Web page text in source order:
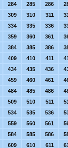
284 285 286
309 310 311
334 335 336
359 360 361
384 385 386
409 410 411
434 435 436
459 460 461
484 485 486
509 510 511
534 535 536
559 560 561
584 585 586
609 610 611